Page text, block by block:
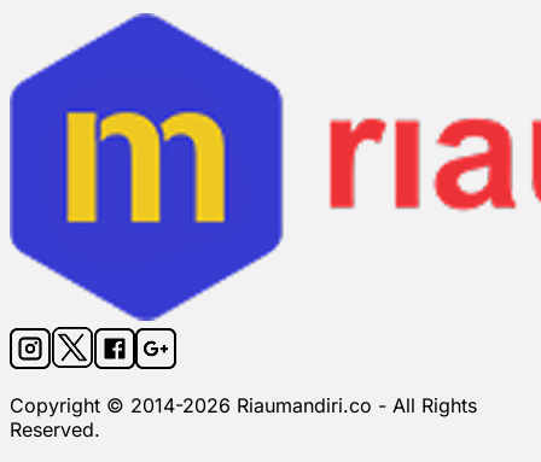
Copyright © 2014-2026 Riaumandiri.co - All Rights
Reserved.